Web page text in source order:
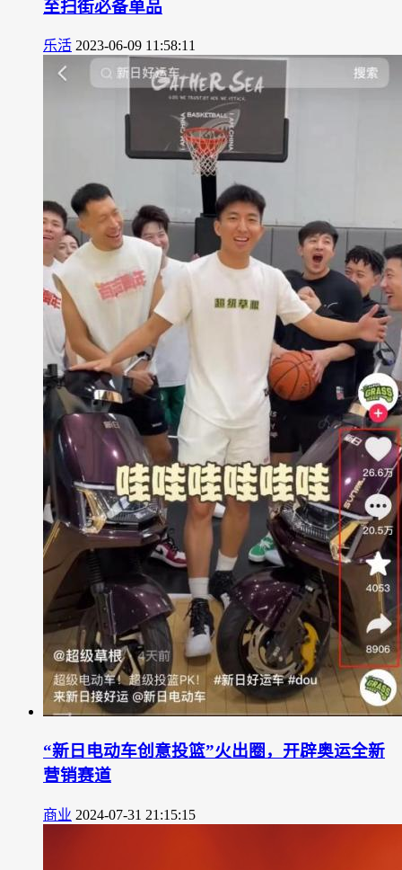
至扫街必备单品
乐活 2023-06-09 11:58:11
“新日电动车创意投篮”火出圈，开辟奥运全新
营销赛道
商业 2024-07-31 21:15:15